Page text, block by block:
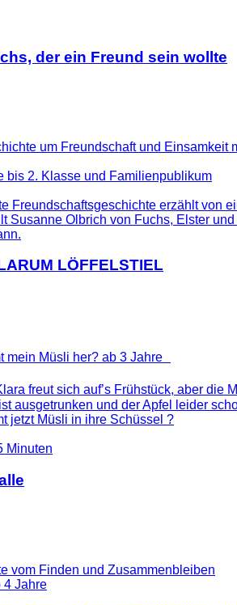
der ein Freund sein wollte
um Freundschaft und Einsamkeit
bis 2. Klasse und Familienpublikum
Freundschaftsgeschichte erzählt von
Susanne Olbrich von Fuchs, Elster
LÖFFELSTIEL
mein Müsli her? ab 3 Jahre
freut sich auf’s Frühstück, aber die
ausgetrunken und der Apfel leider
jetzt Müsli in ihre Schüssel ?
Minuten
vom Finden und Zusammenbleiben
4 Jahre